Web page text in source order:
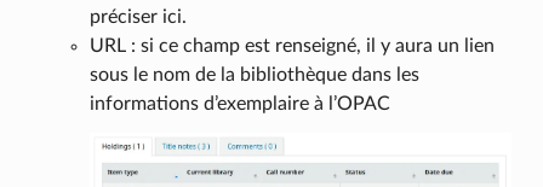
préciser ici.
URL : si ce champ est renseigné, il y aura un lien
sous le nom de la bibliothèque dans les
informations d’exemplaire à l’OPAC